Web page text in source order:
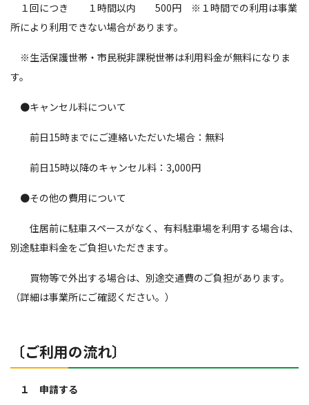
１回につき １時間以内 500円 ※１時間での利用は事業
所により利用できない場合があります。
※生活保護世帯・市民税非課税世帯は利用料金が無料になりま
す。
●キャンセル料について
前日15時までにご連絡いただいた場合：無料
前日15時以降のキャンセル料：3,000円
●その他の費用について
住居前に駐車スペースがなく、有料駐車場を利用する場合は、
別途駐車料金をご負担いただきます。
買物等で外出する場合は、別途交通費のご負担があります。
（詳細は事業所にご確認ください。）
〔ご利用の流れ〕
１ 申請する